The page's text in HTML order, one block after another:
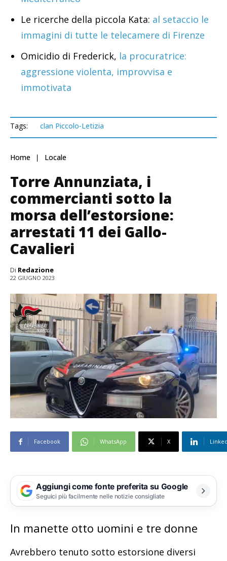
Le ricerche della piccola Kata: al setaccio le
immagini di tutte le telecamere di Firenze
Omicidio di Frederick, la procuratrice:
aggressione violenta, improvvisa e
immotivata
Tags: clan Piccolo-Letizia
Home Locale
Torre Annunziata, i
commercianti sotto la
morsa dell’estorsione:
arrestati 11 dei Gallo-
Cavalieri
Di Redazione
22 GIUGNO 2023
Facebook WhatsApp X
Aggiungi come fonte preferita su Google
Seguici più facilmente nelle notizie consigliate
In manette otto uomini e tre donne
Avrebbero tenuto sotto estorsione diversi